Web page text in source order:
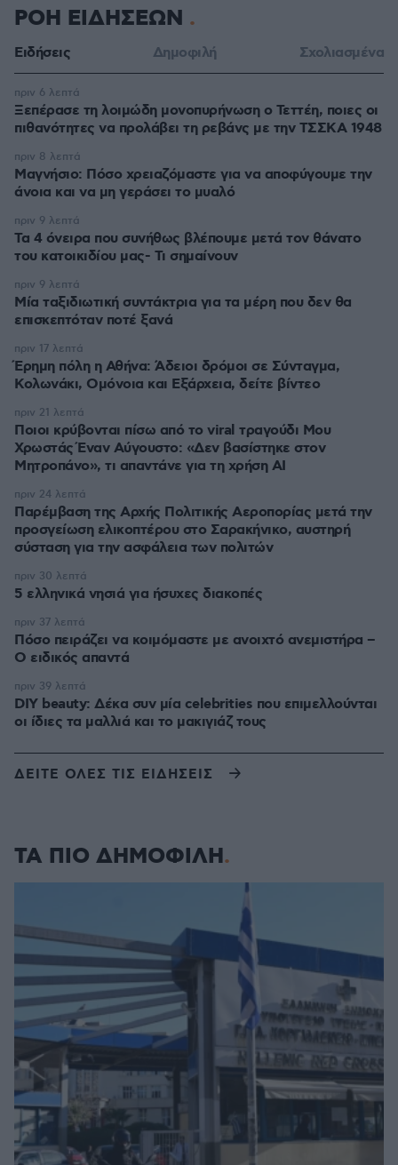
ΡΟΗ ΕΙΔΗΣΕΩΝ
Ειδήσεις Δημοφιλή Σχολιασμένα
Ξεπέρασε τη λοιμώδη μονοπυρήνωση ο Τεττέη, ποιες οι
πιθανότητες να προλάβει τη ρεβάνς με την ΤΣΣΚΑ 1948
πριν 6 λεπτά
Μαγνήσιο: Πόσο χρειαζόμαστε για να αποφύγουμε την
άνοια και να μη γεράσει το μυαλό
πριν 8 λεπτά
Τα 4 όνειρα που συνήθως βλέπουμε μετά τον θάνατο
του κατοικιδίου μας- Τι σημαίνουν
πριν 9 λεπτά
Μία ταξιδιωτική συντάκτρια για τα μέρη που δεν θα
επισκεπτόταν ποτέ ξανά
πριν 9 λεπτά
Έρημη πόλη η Αθήνα: Άδειοι δρόμοι σε Σύνταγμα,
Κολωνάκι, Ομόνοια και Εξάρχεια, δείτε βίντεο
πριν 17 λεπτά
Ποιοι κρύβονται πίσω από το viral τραγούδι Μου
Χρωστάς Έναν Αύγουστο: «Δεν βασίστηκε στον
Μητροπάνο», τι απαντάνε για τη χρήση AI
πριν 21 λεπτά
Παρέμβαση της Αρχής Πολιτικής Αεροπορίας μετά την
προσγείωση ελικοπτέρου στο Σαρακήνικο, αυστηρή
σύσταση για την ασφάλεια των πολιτών
πριν 24 λεπτά
5 ελληνικά νησιά για ήσυχες διακοπές
πριν 30 λεπτά
Πόσο πειράζει να κοιμόμαστε με ανοιχτό ανεμιστήρα –
Ο ειδικός απαντά
πριν 37 λεπτά
DIY beauty: Δέκα συν μία celebrities που επιμελλούνται
οι ίδιες τα μαλλιά και το μακιγιάζ τους
πριν 39 λεπτά
ΔΕΙΤΕ ΟΛΕΣ ΤΙΣ ΕΙΔΗΣΕΙΣ
ΤΑ ΠΙΟ ΔΗΜΟΦΙΛΗ